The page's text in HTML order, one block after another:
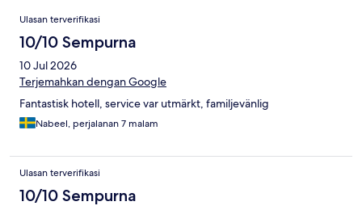
Ulasan
Ulasan terverifikasi
10/10 Sempurna
10 Jul 2026
Terjemahkan dengan Google
Fantastisk hotell, service var utmärkt, familjevänlig
Nabeel, perjalanan 7 malam
Ulasan terverifikasi
10/10 Sempurna